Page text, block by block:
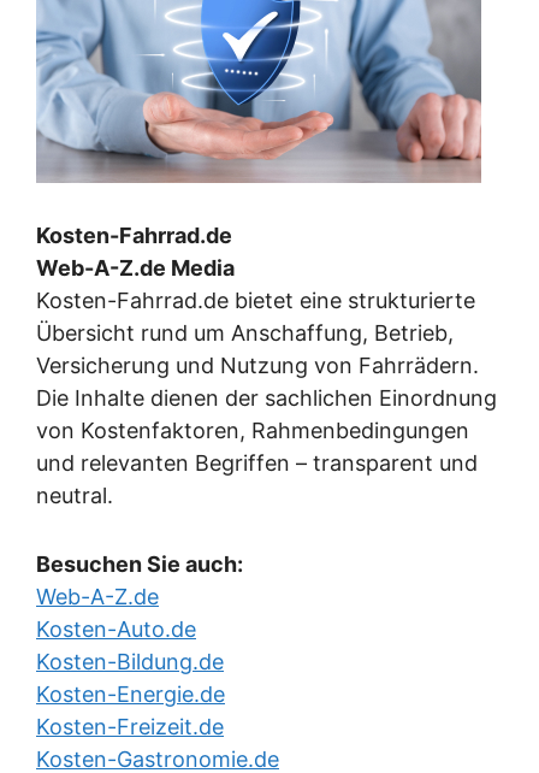
Kosten-Fahrrad.de
Web-A-Z.de Media
Kosten-Fahrrad.de bietet eine strukturierte
Übersicht rund um Anschaffung, Betrieb,
Versicherung und Nutzung von Fahrrädern.
Die Inhalte dienen der sachlichen Einordnung
von Kostenfaktoren, Rahmenbedingungen
und relevanten Begriffen – transparent und
neutral.
Besuchen Sie auch:
Web-A-Z.de
Kosten-Auto.de
Kosten-Bildung.de
Kosten-Energie.de
Kosten-Freizeit.de
Kosten-Gastronomie.de